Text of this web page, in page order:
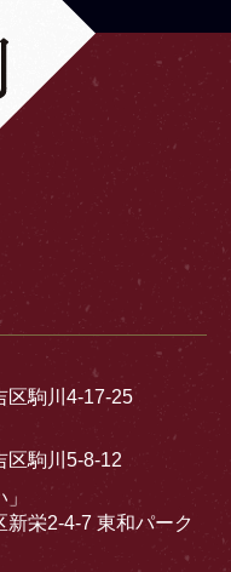
駒川4-17-25
駒川5-8-12
栄2-4-7 東和パーク